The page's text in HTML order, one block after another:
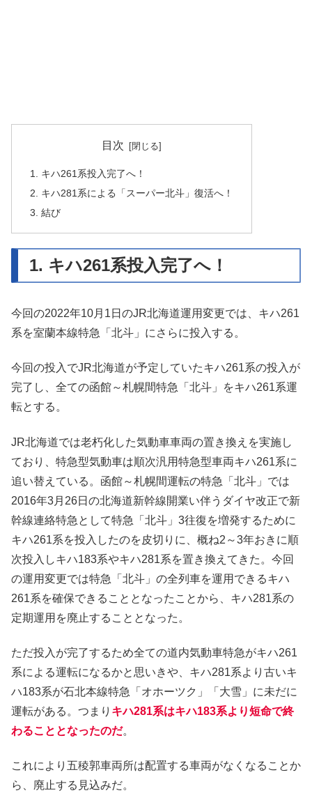
目次
1. キハ261系投入完了へ！
2. キハ281系による「スーパー北斗」復活へ！
3. 結び
1. キハ261系投入完了へ！
今回の2022年10月1日のJR北海道運用変更では、キハ261
系を室蘭本線特急「北斗」にさらに投入する。
今回の投入でJR北海道が予定していたキハ261系の投入が
完了し、全ての函館～札幌間特急「北斗」をキハ261系運
転とする。
JR北海道では老朽化した気動車車両の置き換えを実施し
ており、特急型気動車は順次汎用特急型車両キハ261系に
追い替えている。函館～札幌間運転の特急「北斗」では
2016年3月26日の北海道新幹線開業い伴うダイヤ改正で新
幹線連絡特急として特急「北斗」3往復を増発するために
キハ261系を投入したのを皮切りに、概ね2～3年おきに順
次投入しキハ183系やキハ281系を置き換えてきた。今回
の運用変更では特急「北斗」の全列車を運用できるキハ
261系を確保できることとなったことから、キハ281系の
定期運用を廃止することとなった。
ただ投入が完了するため全ての道内気動車特急がキハ261
系による運転になるかと思いきや、キハ281系より古いキ
ハ183系が石北本線特急「オホーツク」「大雪」に未だに
運転がある。つまり キハ281系はキハ183系より短命で終
わることとなったのだ。
これにより五稜郭車両所は配置する車両がなくなることか
ら、廃止する見込みだ。